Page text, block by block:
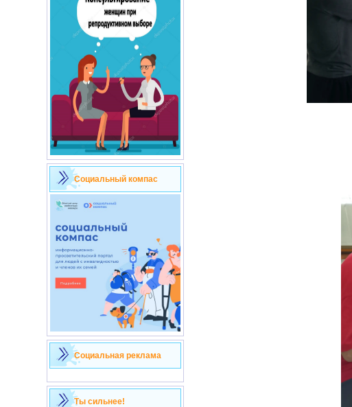
Социальный компас
Социальная реклама
Ты сильнее!